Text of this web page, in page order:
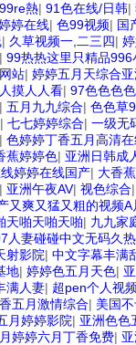
99re熱| 91色在线/日韩|
婷在线| 色99视频| 国
| 久草视频一,二三四|
| 99热热这里只精品996
站| 婷婷五月天综合亚
摸人人看| 97色色色
| 五月九九综合| 色色草
| 七七婷婷综合| 一级无
| 色婷婷丁香五月高清
蕉婷婷色| 亚洲日韩成
婷婷在线国产| 大香
| 亚洲午夜AV| 视色综合|
又爽又猛又粗的视频A
天啪天啪天啪| 九九家
人妻碰碰中文无码久
射影院| 中文字幕丰满
地| 婷婷色五月天色|
满人妻| 超pen个人视
五月激情综合| 美国
月婷婷影院| 亚洲色色
婷婷六月丁香免费|